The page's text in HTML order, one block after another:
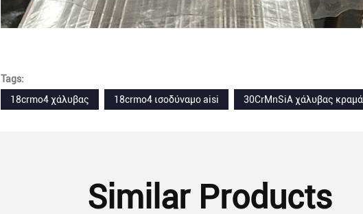
Tags:
18crmo4 χάλυβας
18crmo4 ισοδύναμο aisi 30CrMnSiA χάλυβας
Similar Products